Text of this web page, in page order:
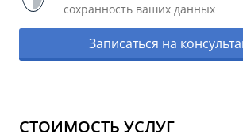
сохранность ваших данных
Записаться на
СТОИМОСТЬ УСЛУГ